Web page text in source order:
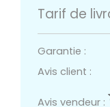
Tarif de
Garantie :
Avis client :
Avis vendeur :